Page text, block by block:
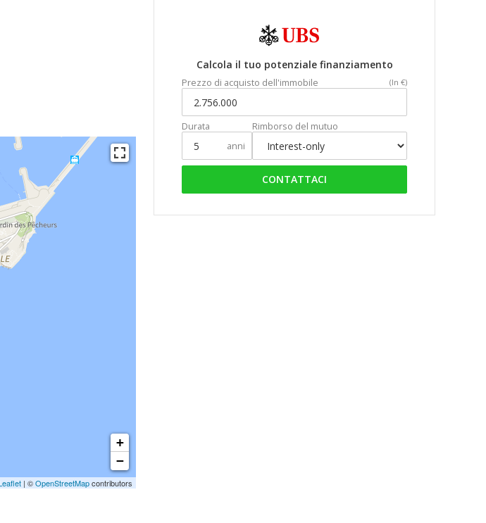
Calcola il tuo potenziale finanziamento
Prezzo di acquisto dell'immobile (In €)
Durata
anni
Rimborso del mutuo
CONTATTACI
+
−
| ©OpenStreetMapcontributors